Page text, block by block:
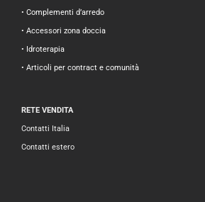
• Complementi d’arredo
• Accessori zona doccia
• Idroterapia
• Articoli per contract e comunità
RETE VENDITA
Contatti Italia
Contatti estero